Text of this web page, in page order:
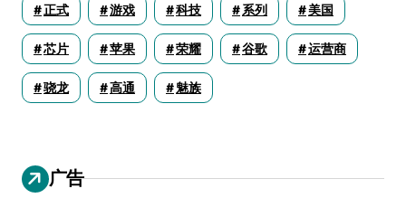
正式 游戏 科技 系列 美国
芯片 苹果 荣耀 谷歌 运营商
骁龙 高通 魅族
广告